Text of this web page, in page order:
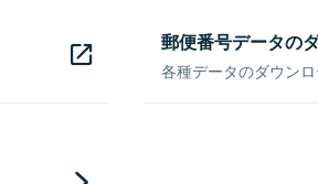
郵便番号データの
各種データのダウン